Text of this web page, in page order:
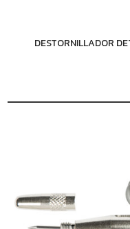
DESTORNILLADOR